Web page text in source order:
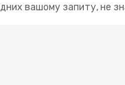
вашому запиту, не